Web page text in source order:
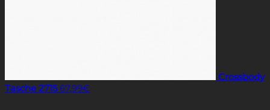
Crossbody
Tasche 2715 67,99€